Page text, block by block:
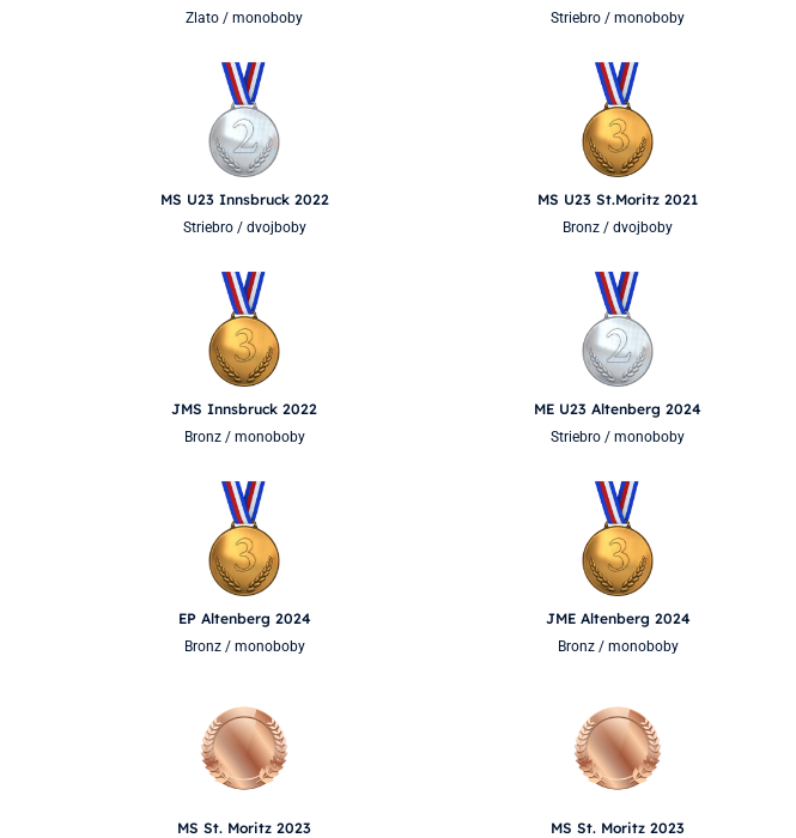
Zlato / monoboby
MS U23 Innsbruck 2022
Striebro / dvojboby
JMS Innsbruck 2022
Bronz / monoboby
EP Altenberg 2024
Bronz / monoboby
MS St. Moritz 2023
Striebro / monoboby
MS U23 St.Moritz 2021
Bronz / dvojboby
ME U23 Altenberg 2024
Striebro / monoboby
JME Altenberg 2024
Bronz / monoboby
MS St. Moritz 2023